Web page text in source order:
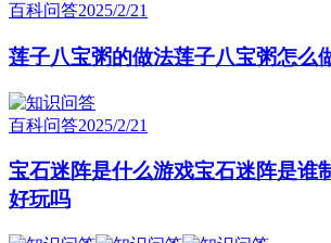
百科问答2025/2/21
莲子八宝粥的做法莲子八宝粥怎么
百科问答2025/2/21
宝石迷阵是什么游戏宝石迷阵是谁
好玩吗